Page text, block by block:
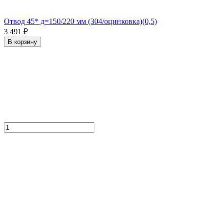
Отвод 45* д=150/220 мм (304/оцинковка)(0,5)
3 491 ₽
В корзину